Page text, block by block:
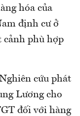
hóa của
định cư ở
cảnh phù hợp
cứu phát
Lương cho
đối với hàng